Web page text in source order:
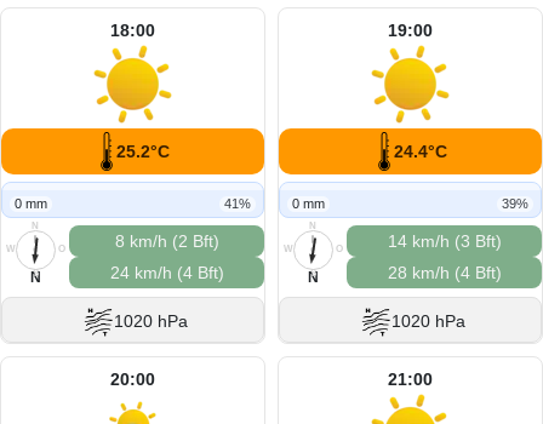
18:00
25.2°C
0 mm 41%
N
O
S
W
N
8 km/h (2 Bft)
24 km/h (4 Bft)
1020 hPa
19:00
24.4°C
0 mm 39%
N
O
S
W
N
14 km/h (3 Bft)
28 km/h (4 Bft)
1020 hPa
20:00 21:00